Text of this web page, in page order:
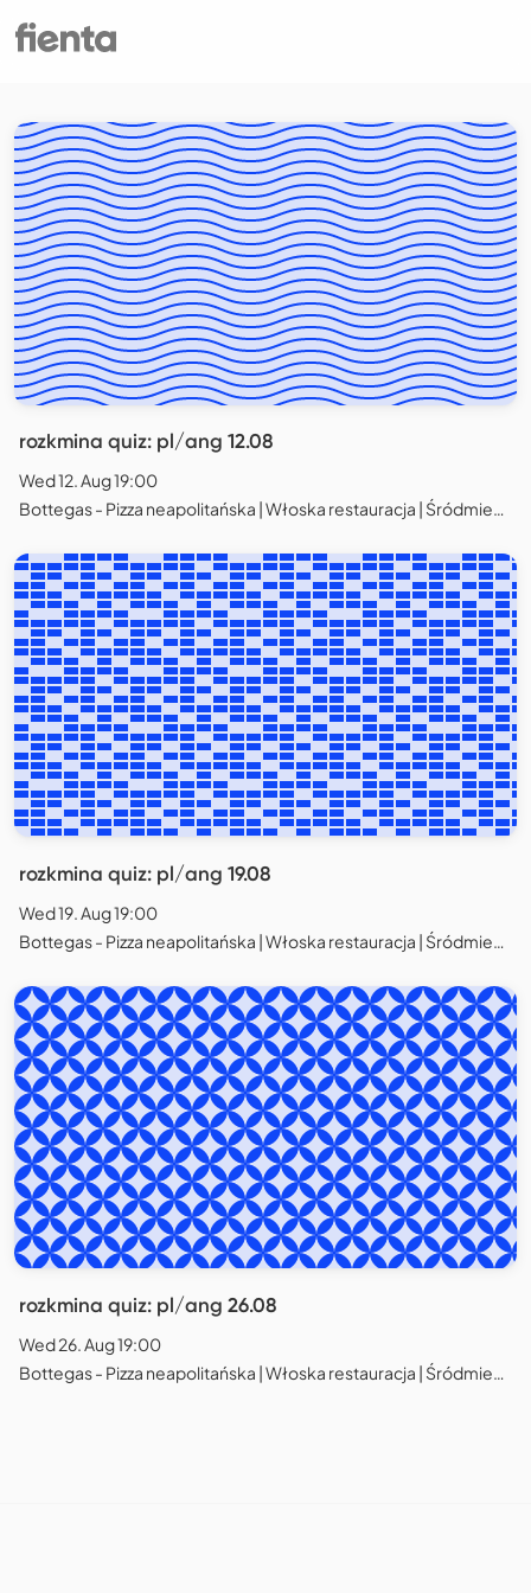
rozkmina quiz: pl/ang 12.08
Wed 12. Aug 19:00
Bottegas - Pizza neapolitańska | Włoska restauracja | Śródmieście, Warszawa
rozkmina quiz: pl/ang 19.08
Wed 19. Aug 19:00
Bottegas - Pizza neapolitańska | Włoska restauracja | Śródmieście, Warszawa
rozkmina quiz: pl/ang 26.08
Wed 26. Aug 19:00
Bottegas - Pizza neapolitańska | Włoska restauracja | Śródmieście, Warszawa